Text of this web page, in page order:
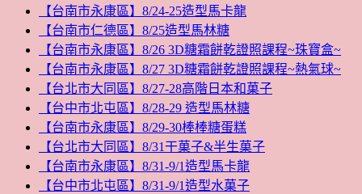
【台南市永康區】8/24-25造型馬卡龍
【台南市仁德區】8/25造型馬林糖
【台南市永康區】8/26 3D糖霜餅乾證照課程~珠寶盒~
【台南市永康區】8/27 3D糖霜餅乾證照課程~熱氣球~
【台北市大同區】8/27-28高階日本和菓子
【台中市北屯區】8/28-29 造型馬林糖
【台南市永康區】8/29-30棒棒糖蛋糕
【台北市大同區】8/31干菓子&半生菓子
【台南市永康區】8/31-9/1造型馬卡龍
【台中市北屯區】8/31-9/1造型水菓子